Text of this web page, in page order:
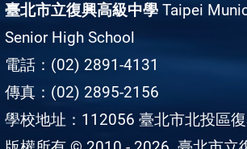
臺北市立復興高級中學 Taipei
Senior High School
電話：(02) 2891-4131
傳真：(02) 2895-2156
學校地址：112056 臺北市北投區